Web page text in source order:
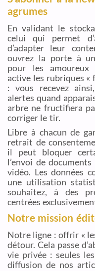
agrumes
En validant le
celui qui permet
d’adapter leur
ouvrez la porte à
pour les amoureux
active les rubriques «
: vous recevez
alertes quand
arbre ne fructifiera
corriger le tir.
Libre à chacun de
retrait de
il peut bloquer
l’envoi de
vidéo. Les données
une utilisation
souhaitez, à des
centrées
Notre mission
Notre ligne : offrir «
détour. Cela passe
vie privée : seules
diffusion de nos